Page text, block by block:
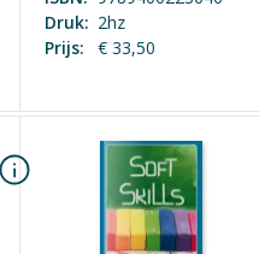
Druk: 2hz
Prijs:
€ 33,50